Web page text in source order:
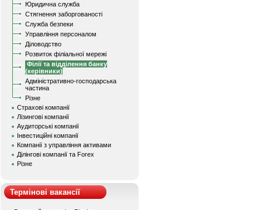
Юридична служба
Стягнення заборгованості
Служба безпеки
Управління персоналом
Діловодство
Розвиток філіальної мережі
Філії та відділення банку
(керівники)
Адміністративно-господарська
частина
Різне
Страхові компанії
Лізингові компанії
Аудиторські компанії
Інвестиційні компанії
Компанії з управління активами
Ділінгові компанії та Forex
Різне
Термінові вакансії